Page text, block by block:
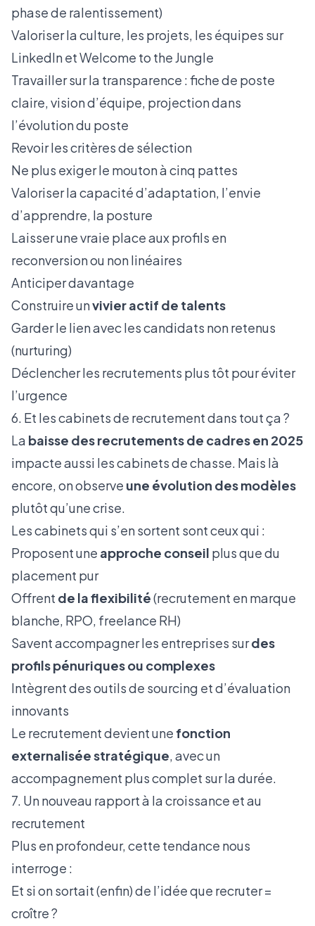
phase de ralentissement)
Valoriser la culture, les projets, les équipes sur
LinkedIn et Welcome to the Jungle
Travailler sur la transparence : fiche de poste
claire, vision d’équipe, projection dans
l’évolution du poste
Revoir les critères de sélection
Ne plus exiger le mouton à cinq pattes
Valoriser la capacité d’adaptation, l’envie
d’apprendre, la posture
Laisser une vraie place aux profils en
reconversion ou non linéaires
Anticiper davantage
Construire unvivier actif de talents
Garder le lien avec les candidats non retenus
(nurturing)
Déclencher les recrutements plus tôt pour éviter
l’urgence
6. Et les cabinets de recrutement dans tout ça ?
La baisse des recrutements de cadres en 2025
impacte aussi les cabinets de chasse. Mais là
encore, on observe une évolution des modèles
plutôt qu’une crise.
Les cabinets qui s’en sortent sont ceux qui :
Proposent une approche conseil plus que du
placement pur
Offrent de la flexibilité(recrutement en marque
blanche, RPO, freelance RH)
Savent accompagner les entreprises surdes
profils pénuriques ou complexes
Intègrent des outils de sourcing et d’évaluation
innovants
Le recrutement devient une fonction
externalisée stratégique, avec un
accompagnement plus complet sur la durée.
7. Un nouveau rapport à la croissance et au
recrutement
Plus en profondeur, cette tendance nous
interroge :
Et si on sortait (enfin) de l’idée que recruter =
croître ?